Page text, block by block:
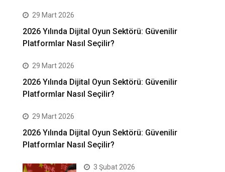
29 Mart 2026
2026 Yılında Dijital Oyun Sektörü: Güvenilir
Platformlar Nasıl Seçilir?
29 Mart 2026
2026 Yılında Dijital Oyun Sektörü: Güvenilir
Platformlar Nasıl Seçilir?
29 Mart 2026
2026 Yılında Dijital Oyun Sektörü: Güvenilir
Platformlar Nasıl Seçilir?
3 Şubat 2026